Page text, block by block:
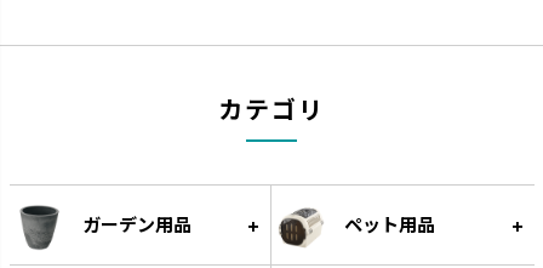
カテゴリ
ガーデン用品 ペット用品